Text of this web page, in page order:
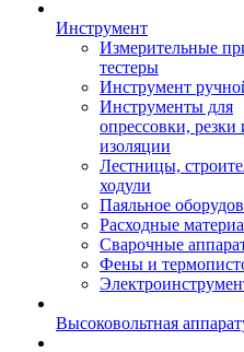
Инструмент
Измерительные
тестеры
Инструмент
Инструменты для
опрессовки, резки
изоляции
Лестницы,
ходули
Паяльное
Расходные
Сварочные
Фены и
Высоковольтная